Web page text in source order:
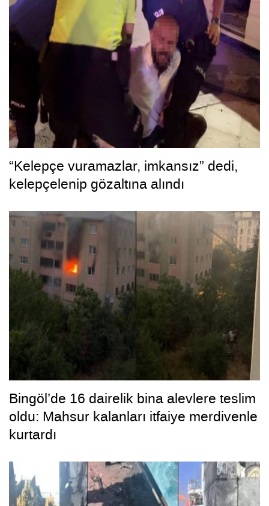
“Kelepçe vuramazlar, imkansız” dedi,
kelepçelenip gözaltına alındı
Bingöl’de 16 dairelik bina alevlere teslim
oldu: Mahsur kalanları itfaiye merdivenle
kurtardı